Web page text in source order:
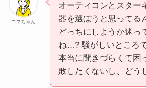
コマちゃん
オーティコンとスター
器を選ぼうと思ってる
どっちにしようか迷っ
ね…? 騒がしいところ
本当に聞きづらくて困
敗したくないし、どう